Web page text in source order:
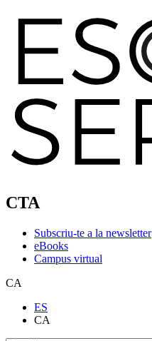
CTA
Subscriu-te a la newsletter
eBooks
Campus virtual
CA
ES
CA